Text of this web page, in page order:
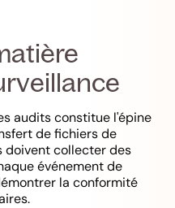
audits constitue l'épine
de fichiers de
doivent collecter des
événement de
la conformité